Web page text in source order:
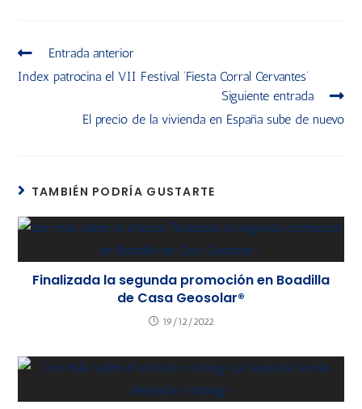
Entrada anterior
Index patrocina el VII Festival ‘Fiesta Corral Cervantes’
Siguiente entrada
El precio de la vivienda en España sube de nuevo
TAMBIÉN PODRÍA GUSTARTE
Finalizada la segunda promoción en Boadilla
de Casa Geosolar®
19/12/2022